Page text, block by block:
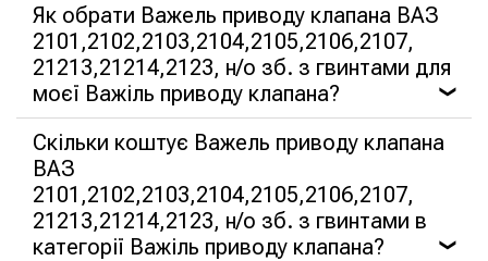
Як обрати Важель приводу клапана ВАЗ
2101,2102,2103,2104,2105,2106,2107,
21213,21214,2123, н/о зб. з гвинтами для
моєї Важіль приводу клапана?
❯
Скільки коштує Важель приводу клапана
ВАЗ
2101,2102,2103,2104,2105,2106,2107,
21213,21214,2123, н/о зб. з гвинтами в
категорії Важіль приводу клапана?
❯